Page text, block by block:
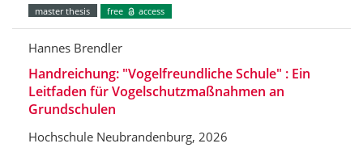
master thesis free access
Hannes Brendler
Handreichung: "Vogelfreundliche Schule" : Ein
Leitfaden für Vogelschutzmaßnahmen an
Grundschulen
Hochschule Neubrandenburg, 2026